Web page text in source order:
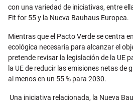
con una variedad de iniciativas, entre
Fit for 55 y la Nueva Bauhaus Europea.
Mientras que el Pacto Verde se centra
ecológica necesaria para alcanzar el
pretende revisar la legislación de la UE
la UE de reducir las emisiones netas de
al menos en un 55 % para 2030.
Una iniciativa relacionada, la Nueva